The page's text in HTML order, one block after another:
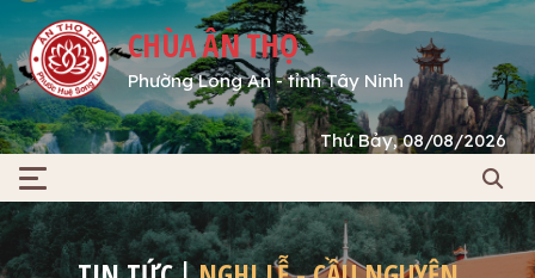
CHÙA ÂN THỌ
Phường Long An - tỉnh Tây Ninh
Thứ Bảy, 08/08/2026